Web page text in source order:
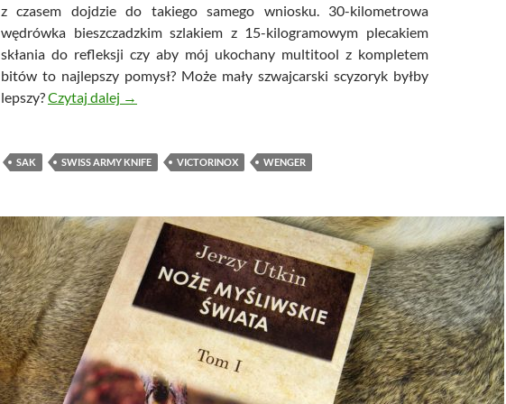
z czasem dojdzie do takiego samego wniosku. 30-kilometrowa
wędrówka bieszczadzkim szlakiem z 15-kilogramowym plecakiem
skłania do refleksji czy aby mój ukochany multitool z kompletem
bitów to najlepszy pomysł? Może mały szwajcarski scyzoryk byłby
lepszy?Czytaj dalej Victorinox EvoGrip S17 – The Ultimate Swiss Army Knife… no
→
SAK SWISS ARMY KNIFE VICTORINOX WENGER